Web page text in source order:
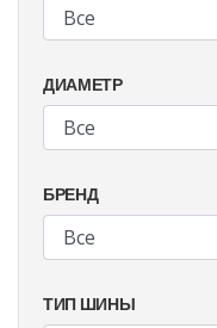
ДИАМЕТР
БРЕНД
ТИП ШИНЫ